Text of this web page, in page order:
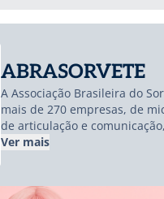
ABRASORVETE
A Associação Brasileira do
mais de 270 empresas, de
de articulação e
todos os atores da cadeia
Ver mais